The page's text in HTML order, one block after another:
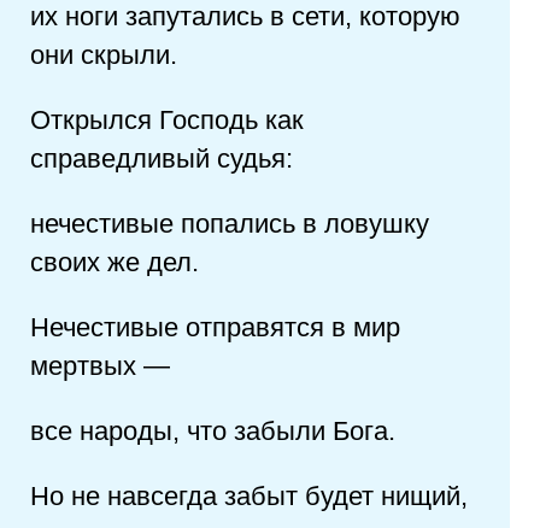
их ноги запутались в сети, которую
они скрыли.
Открылся Господь как
справедливый судья:
нечестивые попались в ловушку
своих же дел.
Нечестивые отправятся в мир
мертвых —
все народы, что забыли Бога.
Но не навсегда забыт будет нищий,